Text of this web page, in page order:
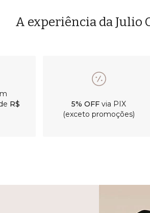
A experiência da Julio
R$
5% OFF via PIX
(exceto promoções)